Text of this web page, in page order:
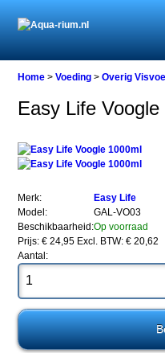
Home
Overig
Visvoer
Voogle
1000ml
Life
Voogle
1000ml
Home >Voeding >Overig
Easy Life Voogle
Merk:
Easy Life
Model:
GAL-VO03
Beschikbaarheid:Op voorraad
Prijs: € 24,95 Excl. BTW: € 20,62
Aantal: